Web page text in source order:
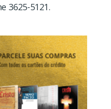
3625-5121.